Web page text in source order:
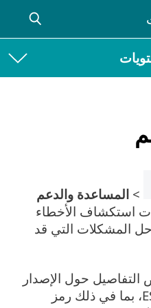
> المساعدة والدعم
استكشاف الأخطاء
المشكلات التي قد
حول الإصدار
المثبت ونسخة من ESET VPN، بما في ذلك رمز